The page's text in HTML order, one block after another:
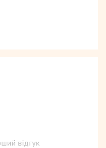
відгук